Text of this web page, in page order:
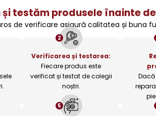
testăm produsele înainte
de verificare asigură calitatea și buna
2
Verificarea și testarea:
Fiecare produs este
verificat și testat de colegii
noștri.
5